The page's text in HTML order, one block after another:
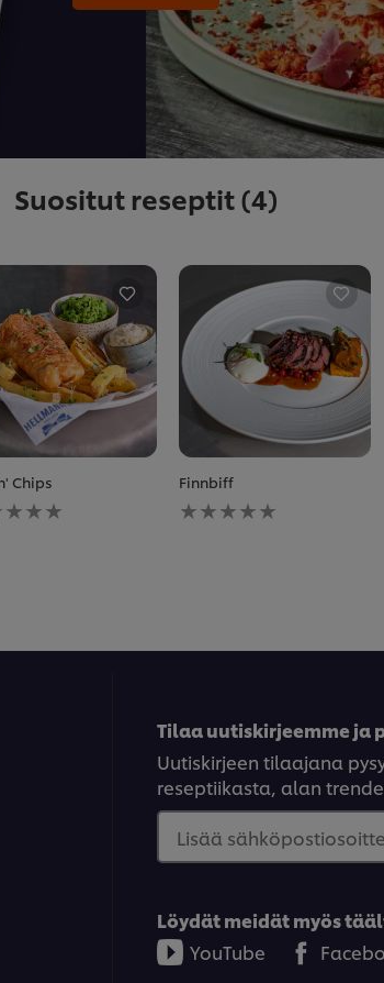
Suositut reseptit(4)
Chips Finnbiff
Ei
arvioita
Tilaa uutiskirjeemme ja
Uutiskirjeen tilaajana
reseptiikasta, alan
Lisää
Löydät meidät myös
YouTube